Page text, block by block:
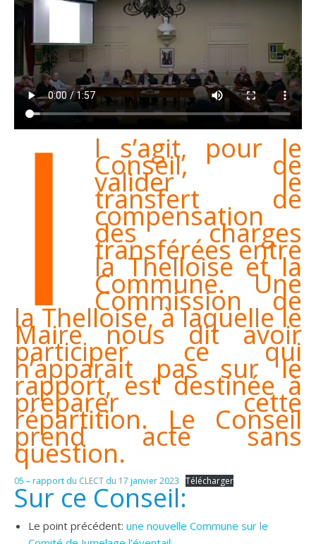
I l s’agit, pour le
Conseil, de
valider le
transfert de
compensation
des charges
transférées entre
la Thelloise et la
Commune. Une
Commission de
la Thelloise, à laquelle le
Maire nous dit avoir
participer ce qui
n’apparait pas sur le
rapport, est destinée à
préparer cette
répartition. Le Conseil
prend acte sans
question.
05 – rapport du CLECT du 17 janvier 2023 Télécharger
Sur ce Conseil:
Le point précédent: une nouvelle Commune sur le